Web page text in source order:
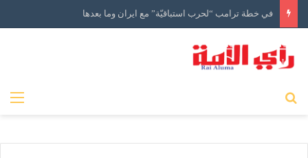
في خطة ترامب “لحرب استباقيّة” مع ايران وما بعدها